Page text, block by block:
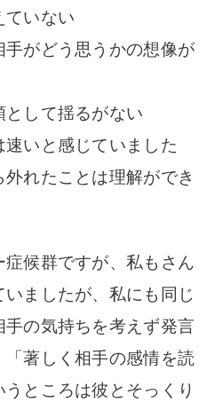
ていない
手がどう思うかの想像が
として揺るがない
速いと感じていました
れたことは理解ができ
候群ですが、私もさん
ましたが、私にも同じ
の気持ちを考えず発言
「著しく相手の感情を読
ところは彼とそっくり